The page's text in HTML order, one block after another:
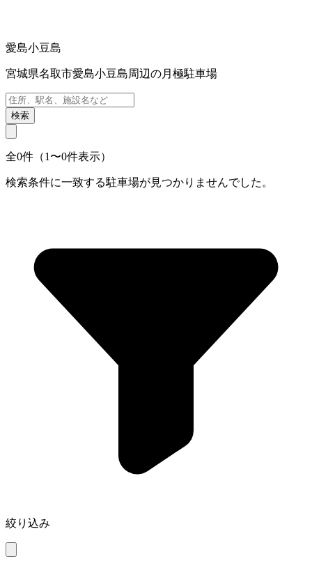
愛島小豆島
宮城県名取市愛島小豆島周辺の月極駐車場
検索
全0件（1〜0件表示）
検索条件に一致する駐車場が見つかりませんでした。
絞り込み